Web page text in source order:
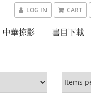
LOG IN CART
中華掠影 書目下載